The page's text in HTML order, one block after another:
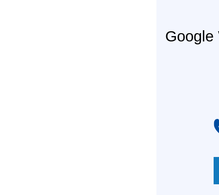
Google